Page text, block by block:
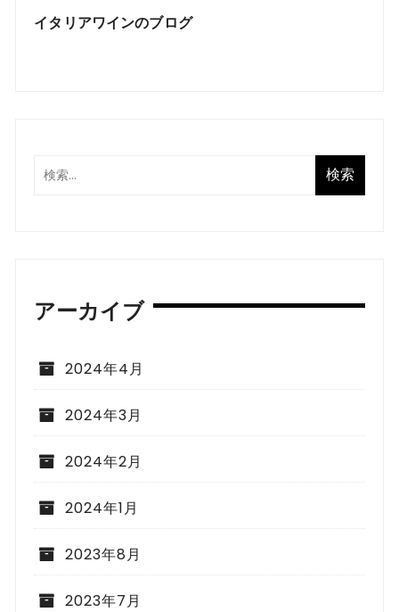
イタリアワインのブログ
アーカイブ
2024年4月
2024年3月
2024年2月
2024年1月
2023年8月
2023年7月